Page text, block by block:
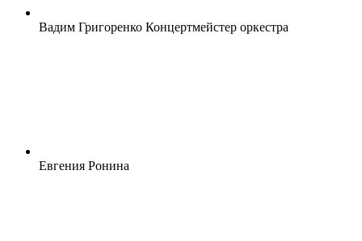
Вадим Григоренко Концертмейстер оркестра
Евгения Ронина